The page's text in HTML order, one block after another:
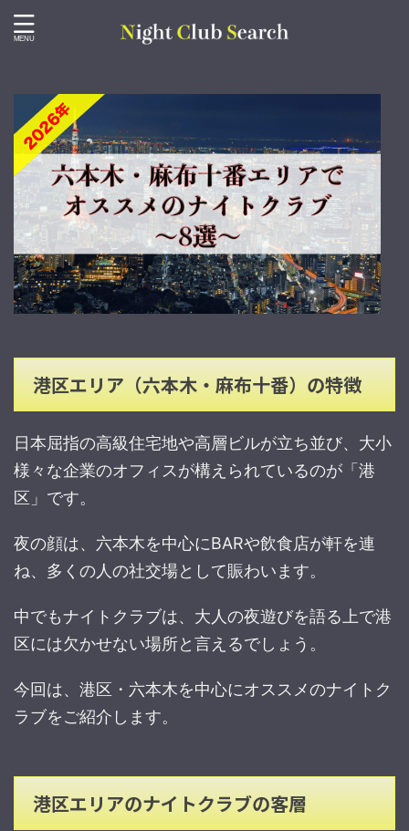
港区エリア（六本木・麻布十番）の特徴
日本屈指の高級住宅地や高層ビルが立ち並び、大小
様々な企業のオフィスが構えられているのが「港
区」です。
夜の顔は、六本木を中心にBARや飲食店が軒を連
ね、多くの人の社交場として賑わいます。
中でもナイトクラブは、大人の夜遊びを語る上で港
区には欠かせない場所と言えるでしょう。
今回は、港区・六本木を中心にオススメのナイトク
ラブをご紹介します。
港区エリアのナイトクラブの客層